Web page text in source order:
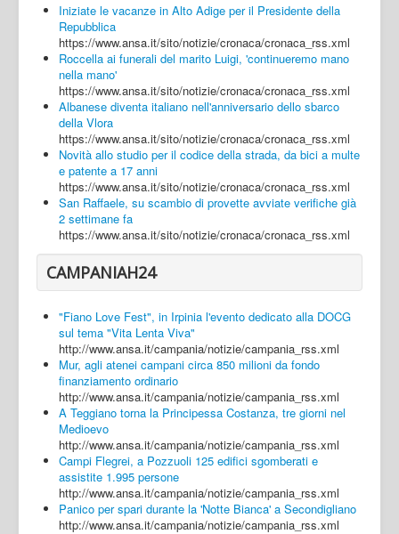
Napoli
Salerno
Login
Iniziate le vacanze in Alto Adige per il Presidente della
Repubblica
https://www.ansa.it/sito/notizie/cronaca/cronaca_rss.xml
Roccella ai funerali del marito Luigi, 'continueremo mano
nella mano'
https://www.ansa.it/sito/notizie/cronaca/cronaca_rss.xml
Albanese diventa italiano nell'anniversario dello sbarco
della Vlora
https://www.ansa.it/sito/notizie/cronaca/cronaca_rss.xml
Novità allo studio per il codice della strada, da bici a multe
e patente a 17 anni
https://www.ansa.it/sito/notizie/cronaca/cronaca_rss.xml
San Raffaele, su scambio di provette avviate verifiche già
2 settimane fa
https://www.ansa.it/sito/notizie/cronaca/cronaca_rss.xml
CAMPANIAH24
"Fiano Love Fest", in Irpinia l'evento dedicato alla DOCG
sul tema "Vita Lenta Viva"
http://www.ansa.it/campania/notizie/campania_rss.xml
Mur, agli atenei campani circa 850 milioni da fondo
finanziamento ordinario
http://www.ansa.it/campania/notizie/campania_rss.xml
A Teggiano torna la Principessa Costanza, tre giorni nel
Medioevo
http://www.ansa.it/campania/notizie/campania_rss.xml
Campi Flegrei, a Pozzuoli 125 edifici sgomberati e
assistite 1.995 persone
http://www.ansa.it/campania/notizie/campania_rss.xml
Panico per spari durante la 'Notte Bianca' a Secondigliano
http://www.ansa.it/campania/notizie/campania_rss.xml